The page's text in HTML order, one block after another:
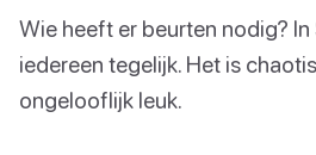
Wie heeft er beurten nodig?
iedereen tegelijk. Het is
ongelooflijk leuk.